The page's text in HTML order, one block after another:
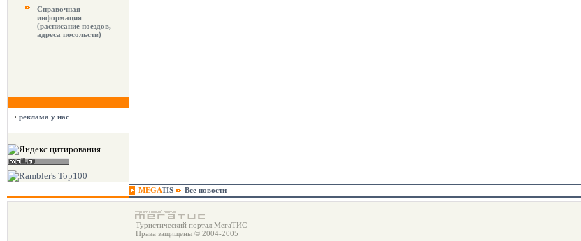
Справочная
информация
(расписание поездов,
адреса посольств)
реклама у нас
MEGATIS Все новости
Туристический портал МегаТИС
Права защищены © 2004-2005